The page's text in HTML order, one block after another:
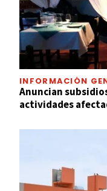
INFORMACIÓN
Anuncian
actividades